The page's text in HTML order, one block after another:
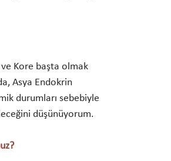
Kore başta olmak
Asya Endokrin
durumları sebebiyle
düşünüyorum.